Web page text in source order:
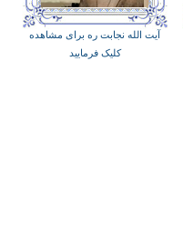
آیت الله نجابت ره برای مشاهده
کلیک فرمایید